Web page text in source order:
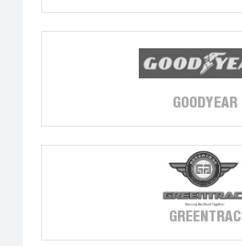
GOODYEAR
GREENTRAC